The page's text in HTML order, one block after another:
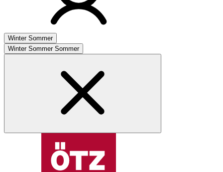
Winter Sommer
Winter Sommer Sommer